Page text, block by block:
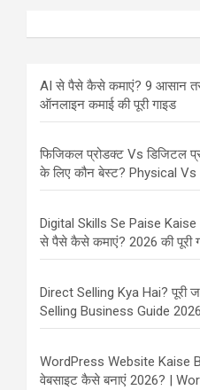
AI से पैसे कैसे कमाएं? 9 आसान
ऑनलाइन कमाई की पूरी गाइड
फिजिकल प्रोडक्ट Vs डिजिटल
के लिए कौन बेस्ट? Physical
Digital Skills Se Paise
से पैसे कैसे कमाएं? 2026 की पूरी
Direct Selling Kya Hai? पूरी
Selling Business Guide 2026
WordPress Website Kaise
वेबसाइट कैसे बनाएं 2026? |